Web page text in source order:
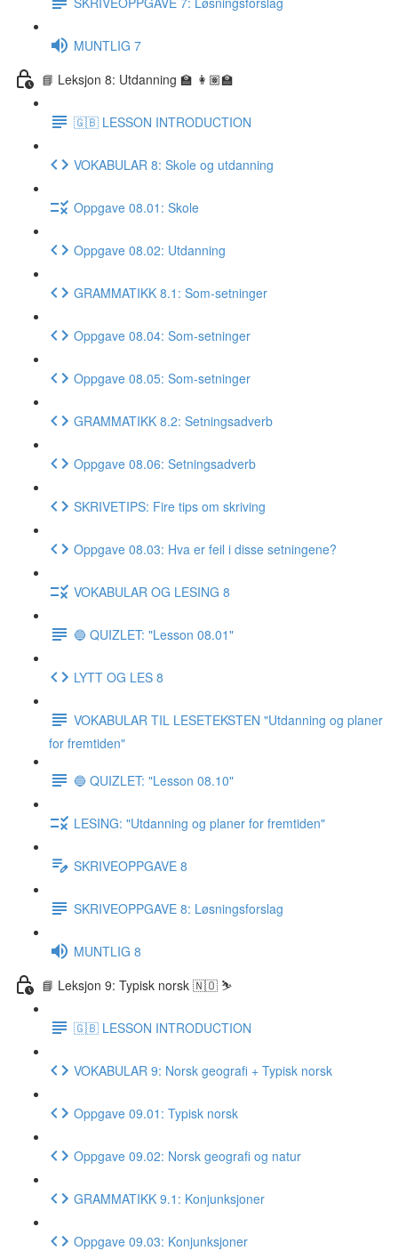
MUNTLIG 7
📘 Leksjon 8: Utdanning 🏫 👩🏽‍🏫
🇬🇧 LESSON INTRODUCTION
VOKABULAR 8: Skole og utdanning
Oppgave 08.01: Skole
Oppgave 08.02: Utdanning
GRAMMATIKK 8.1: Som-setninger
Oppgave 08.04: Som-setninger
Oppgave 08.05: Som-setninger
GRAMMATIKK 8.2: Setningsadverb
Oppgave 08.06: Setningsadverb
SKRIVETIPS: Fire tips om skriving
Oppgave 08.03: Hva er feil i disse setningene?
VOKABULAR OG LESING 8
🔵 QUIZLET: "Lesson 08.01"
LYTT OG LES 8
VOKABULAR TIL LESETEKSTEN "Utdanning og planer
for fremtiden"
🔵 QUIZLET: "Lesson 08.10"
LESING: "Utdanning og planer for fremtiden"
SKRIVEOPPGAVE 8
SKRIVEOPPGAVE 8: Løsningsforslag
MUNTLIG 8
📘 Leksjon 9: Typisk norsk 🇳🇴 ⛷
🇬🇧 LESSON INTRODUCTION
VOKABULAR 9: Norsk geografi + Typisk norsk
Oppgave 09.01: Typisk norsk
Oppgave 09.02: Norsk geografi og natur
GRAMMATIKK 9.1: Konjunksjoner
Oppgave 09.03: Konjunksjoner